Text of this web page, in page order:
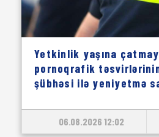
Yetkinlik yaşına
pornoqrafik təsvirlərinin
şübhəsi ilə yeniyetmə
06.08.2026 12:02